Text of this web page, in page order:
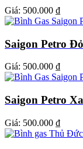
Giá: 500.000 ₫
Saigon Petro
Giá: 500.000 ₫
Saigon Petro
Giá: 500.000 ₫